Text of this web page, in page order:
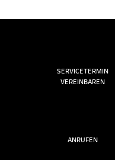
SERVICETERMIN
VEREINBAREN
ANRUFEN